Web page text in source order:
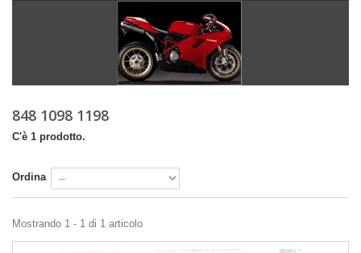
848 1098 1198
C'è 1 prodotto.
Ordina
Mostrando 1 - 1 di 1 articolo